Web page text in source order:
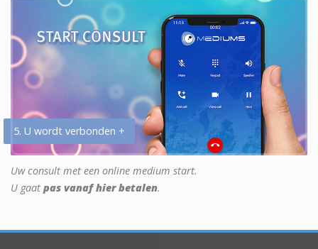
5. U wordt verbonden +
Uw consult met een online medium start.
U gaat pas vanaf hier betalen.